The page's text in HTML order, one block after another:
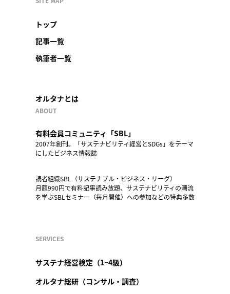
トップ
記事一覧
執筆者一覧
オルタナとは
ABOUT
有料会員コミュニティ「SBL」
2007年創刊。「サステナビリティ経営とSDGs」をテーマ
にしたビジネス情報誌
読者組織SBL（サステナブル・ビジネス・リーグ）
月額990円で有料記事読み放題、サステナビリティの潮流
を学ぶSBLセミナー（毎月開催）への参加などの特典多数
SERVICES
サステナ経営検定（1~4級）
オルタナ総研（コンサル・調査）